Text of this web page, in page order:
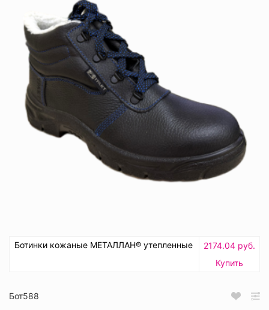
Ботинки кожаные МЕТАЛЛАН® утепленные
2174.04 руб.
Купить
Бот588